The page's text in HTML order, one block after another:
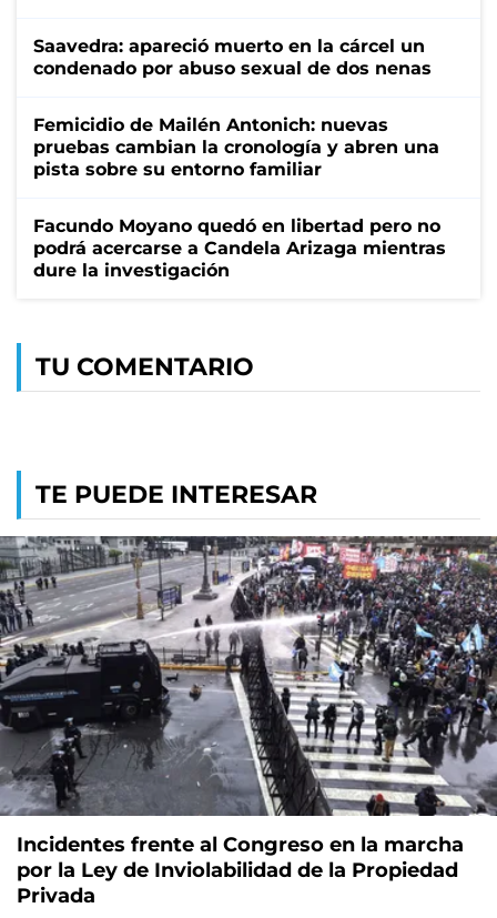
Saavedra: apareció muerto en la cárcel un
condenado por abuso sexual de dos nenas
Femicidio de Mailén Antonich: nuevas
pruebas cambian la cronología y abren una
pista sobre su entorno familiar
Facundo Moyano quedó en libertad pero no
podrá acercarse a Candela Arizaga mientras
dure la investigación
TU COMENTARIO
TE PUEDE INTERESAR
Incidentes frente al Congreso en la marcha
por la Ley de Inviolabilidad de la Propiedad
Privada